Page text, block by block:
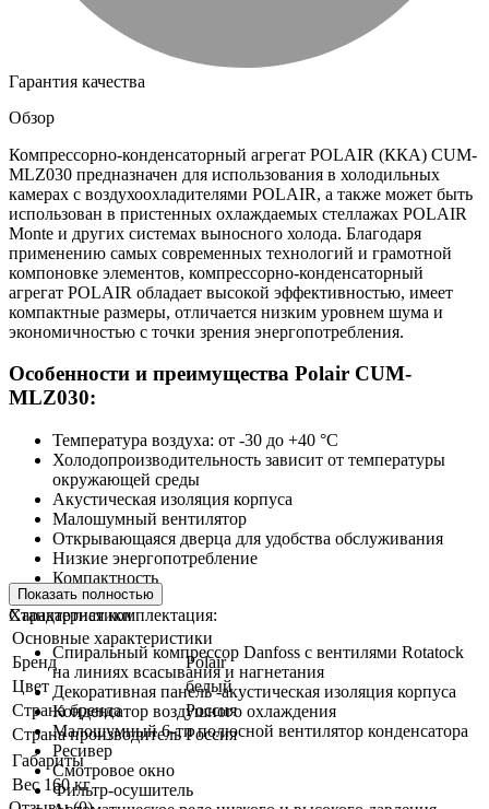
Гарантия качества
Обзор
Компрессорно-конденсаторный агрегат POLAIR (ККА) CUM-
MLZ030 предназначен для использования в холодильных
камерах с воздухоохладителями POLAIR, а также может быть
использован в пристенных охлаждаемых стеллажах POLAIR
Monte и других системах выносного холода. Благодаря
применению самых современных технологий и грамотной
компоновке элементов, компрессорно-конденсаторный
агрегат POLAIR обладает высокой эффективностью, имеет
компактные размеры, отличается низким уровнем шума и
экономичностью с точки зрения энергопотребления.
Особенности и преимущества Polair CUM-
MLZ030:
Температура воздуха: от -30 до +40 °С
Холодопроизводительность зависит от температуры
окружающей среды
Акустическая изоляция корпуса
Малошумный вентилятор
Открывающаяся дверца для удобства обслуживания
Низкие энергопотребление
Компактность
Стандартная комплектация:
Спиральный компрессор Danfoss с вентилями Rotatock
на линиях всасывания и нагнетания
Декоративная панель -акустическая изоляция корпуса
Конденсатор воздушного охлаждения
Малошумный 6-ти полюсной вентилятор конденсатора
Ресивер
Смотровое окно
Фильтр-осушитель
Показать полностью
Характеристики
Основные характеристики
Бренд
Polair
Цвет
белый
Страна бренда
Россия
Страна производитель Россия
Габариты
Вес 160 кг